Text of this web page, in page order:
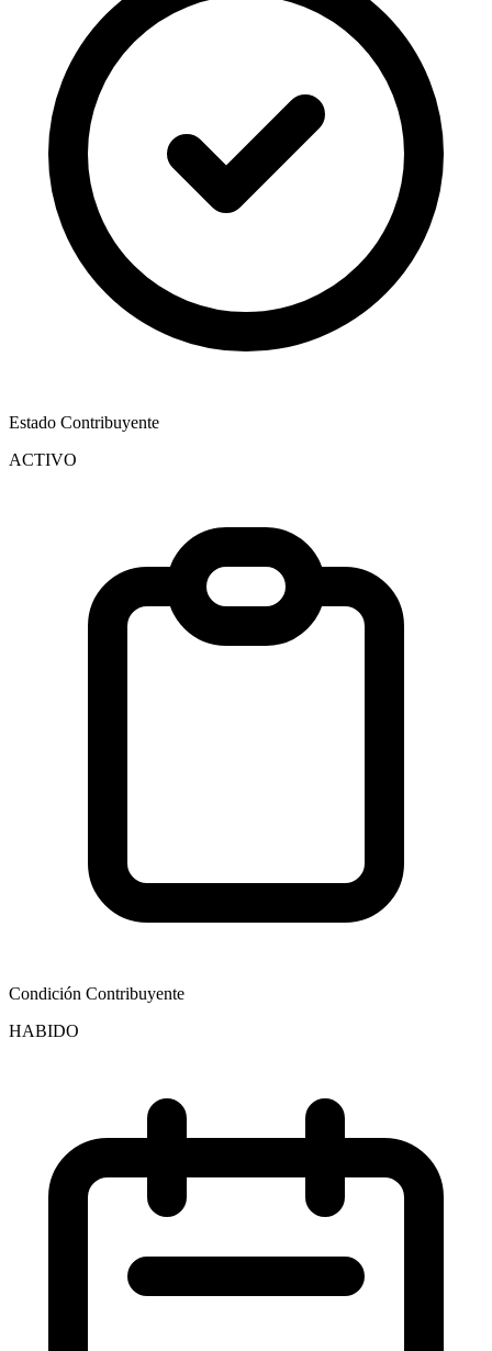
Estado Contribuyente
ACTIVO
Condición Contribuyente
HABIDO